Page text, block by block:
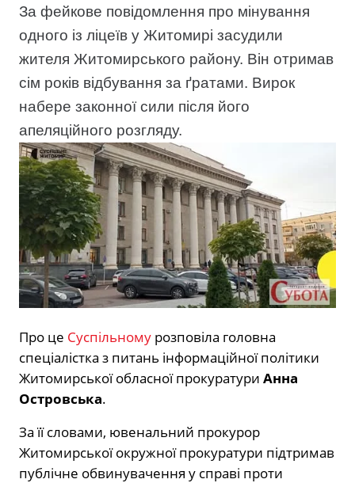
За фейкове повідомлення про мінування
одного із ліцеїв у Житомирі засудили
жителя Житомирського району. Він отримав
сім років відбування за ґратами. Вирок
набере законної сили після його
апеляційного розгляду.
Про це Суспільному розповіла головна
спеціалістка з питань інформаційної політики
Житомирської обласної прокуратури Анна
Островська.
За її словами, ювенальний прокурор
Житомирської окружної прокуратури підтримав
публічне обвинувачення у справі проти